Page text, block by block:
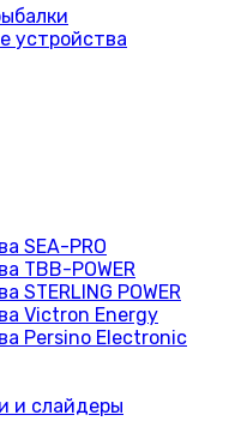
устройства
SEA-PRO
TBB-POWER
STERLING POWER
Victron Energy
Persino Electronic
и слайдеры